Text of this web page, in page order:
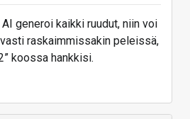
generoi kaikki ruudut, niin voi
raskaimmissakin peleissä,
koossa hankkisi.